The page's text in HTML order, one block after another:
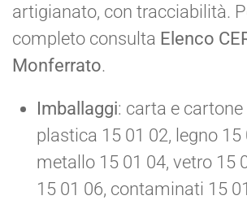
artigianato, con tracciabilità.
completo consulta Elenco
Monferrato.
Imballaggi: carta e cartone
plastica 15 01 02, legno 15
metallo 15 01 04, vetro 15
15 01 06, contaminati 15